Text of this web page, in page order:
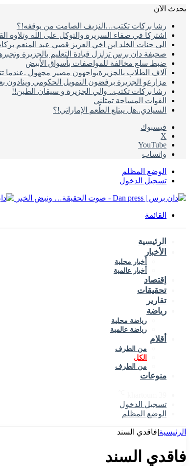
يحدث الاَن
رشا بركات تكتب…النزيف الصامت من يوقفه!؟
اشتركا في صفاء السريرة والتوكل على الله
الى جنات الخلد ابن اخي العزيز قصي عبد المنعم
صحيفة دان برس تزلزل قيادة التعليم بالجزيرة
ضبط سلع مخالفة للمواصفات بأسواق الأبيض
آلاف الطلاب بالجزيرةيواجهون مصير مجهول .عندما
مزارعو الجزيرة برفضون التمويل الحكومي وينادون
رشا بركات تكتب.. والي الجزيرة و سيقان الطين!!
القوات المساحة تمثلني
السيادي..هل يبتلع الطُعم الإماراتي!؟
فيسبوك
‫X
‫YouTube
واتساب
الوضع المظلم
تسجيل الدخول
القائمة
الرئيسية
الأخبار
أخبار محلية
أخبار عالمية
إقتصاد
تحقيقات
تقارير
رياضة
رياضة محلية
رياضة عالمية
أقلام
من الطرف
الكل
من الطرف
منوعات
تسجيل الدخول
الوضع المظلم
الرئيسية|فاقدي السند
فاقدي السند